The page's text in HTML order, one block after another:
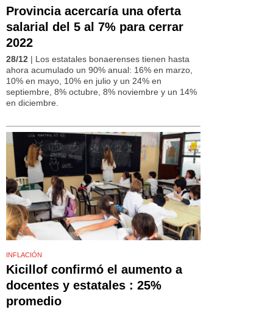
Provincia acercaría una oferta
salarial del 5 al 7% para cerrar
2022
28/12 | Los estatales bonaerenses tienen hasta
ahora acumulado un 90% anual: 16% en marzo,
10% en mayo, 10% en julio y un 24% en
septiembre, 8% octubre, 8% noviembre y un 14%
en diciembre.
INFLACIÓN
Kicillof confirmó el aumento a
docentes y estatales : 25%
promedio